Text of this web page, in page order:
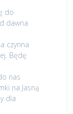
do
dawna
czynna
Będę
nas
na Jasną
dla